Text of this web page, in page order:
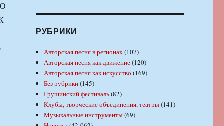
РУБРИКИ
Авторская песня в регионах(107)
Авторская песня как движение(120)
Авторская песня как искусство (169)
Без рубрики(145)
Грушинский фестиваль(82)
Клубы, творческие объединения, театры(141)
Музыкальные инструменты(69)